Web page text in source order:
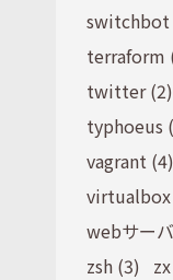
switchbot
terraform
twitter (2)
typhoeus
vagrant (4)
virtualbox
webサー
zsh (3)